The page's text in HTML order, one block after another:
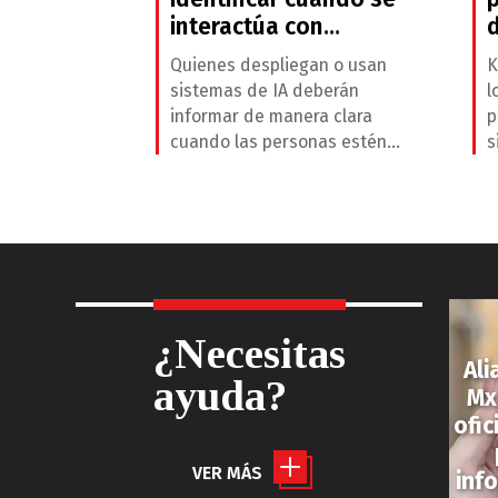
interactúa con
contenido generado
por IA
Quienes despliegan o usan
sistemas de IA deberán
informar de manera clara
cuando las personas estén
biométrica, deepfakes y
manipulados con IA sobre
sin revisión humana.
¿Necesitas
ayuda?
VER MÁS